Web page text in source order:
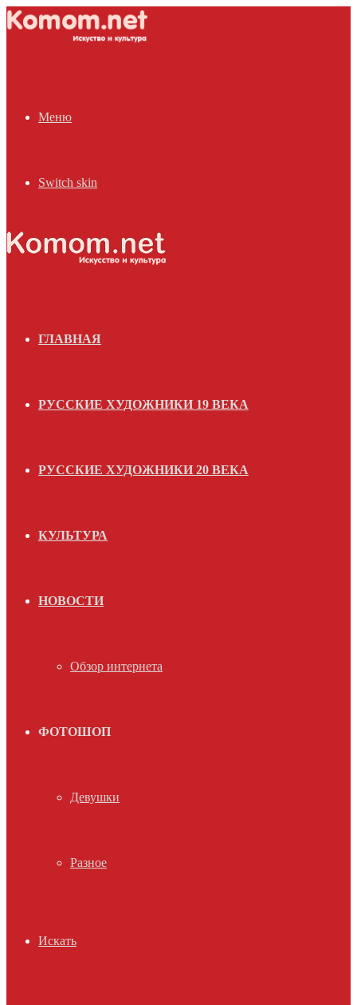
Меню
Switch skin
ГЛАВНАЯ
РУССКИЕ ХУДОЖНИКИ 19 ВЕКА
РУССКИЕ ХУДОЖНИКИ 20 ВЕКА
КУЛЬТУРА
НОВОСТИ
Обзор интернета
ФОТОШОП
Девушки
Разное
Искать